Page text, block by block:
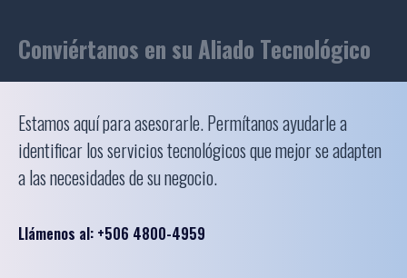
Conviértanos en su Aliado Tecnológico
Estamos aquí para asesorarle. Permítanos ayudarle a
identificar los servicios tecnológicos que mejor se adapten
a las necesidades de su negocio.
Llámenos al: +506 4800-4959